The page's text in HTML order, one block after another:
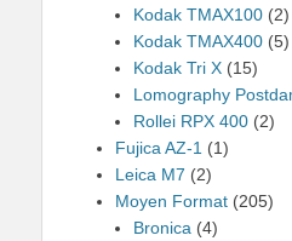
Kodak TMAX100 (2)
Kodak TMAX400 (5)
Kodak Tri X (15)
Lomography
Rollei RPX 400 (2)
Fujica AZ-1 (1)
Leica M7 (2)
Moyen Format (205)
Bronica (4)